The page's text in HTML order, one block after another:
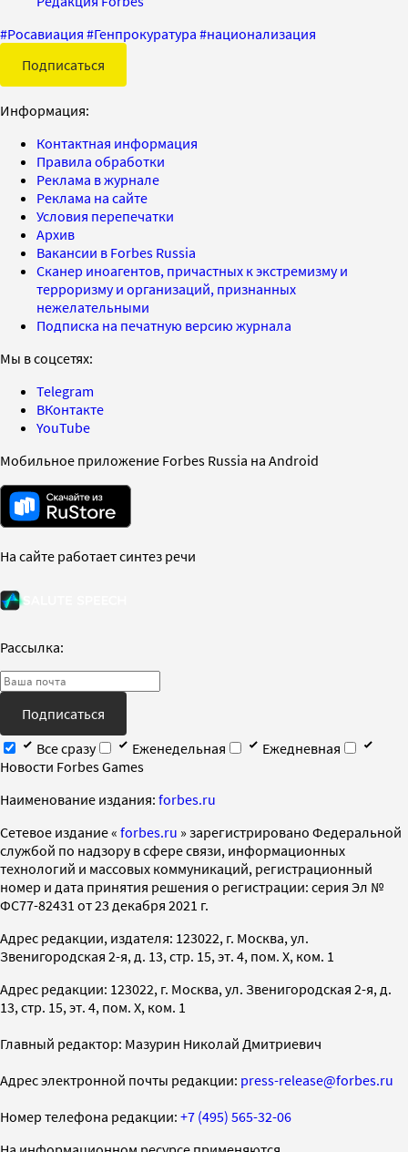
#Росавиация #Генпрокуратура #национализация
Подписаться
Информация:
Контактная информация
Правила обработки
Реклама в журнале
Реклама на сайте
Условия перепечатки
Архив
Вакансии в Forbes Russia
Сканер иноагентов, причастных к экстремизму и
терроризму и организаций, признанных
нежелательными
Подписка на печатную версию журнала
Мы в соцсетях:
Telegram
ВКонтакте
YouTube
Мобильное приложение Forbes Russia на Android
На сайте работает синтез речи
Рассылка:
Подписаться
Все сразу
Еженедельная
Ежедневная
Новости Forbes Games
Наименование издания: forbes.ru
Cетевое издание « forbes.ru » зарегистрировано Федеральной
службой по надзору в сфере связи, информационных
технологий и массовых коммуникаций, регистрационный
номер и дата принятия решения о регистрации: серия Эл №
ФС77-82431 от 23 декабря 2021 г.
Адрес редакции, издателя: 123022, г. Москва, ул.
Звенигородская 2-я, д. 13, стр. 15, эт. 4, пом. X, ком. 1
Адрес редакции: 123022, г. Москва, ул. Звенигородская 2-я, д.
13, стр. 15, эт. 4, пом. X, ком. 1
Главный редактор: Мазурин Николай Дмитриевич
Адрес электронной почты редакции: press-release@forbes.ru
Номер телефона редакции: +7 (495) 565-32-06